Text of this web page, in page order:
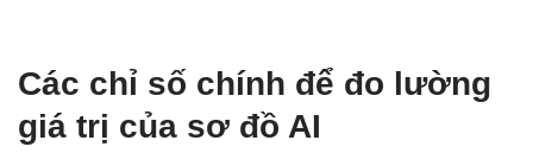
Các chỉ số chính để đo lường
giá trị của sơ đồ AI